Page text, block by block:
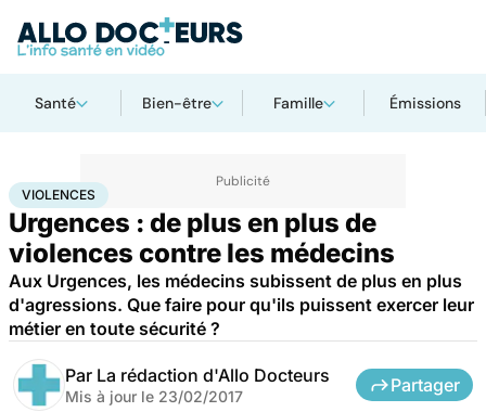
Santé Bien-être Famille Émissions
AccueilSanté Violences
VIOLENCES
Urgences : de plus en plus de
violences contre les médecins
Aux Urgences, les médecins subissent de plus en plus
d'agressions. Que faire pour qu'ils puissent exercer leur
métier en toute sécurité ?
Par La rédaction d'Allo Docteurs
Mis à jour le 23/02/2017
Partager